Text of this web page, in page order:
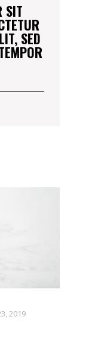
SIT
SED
2019